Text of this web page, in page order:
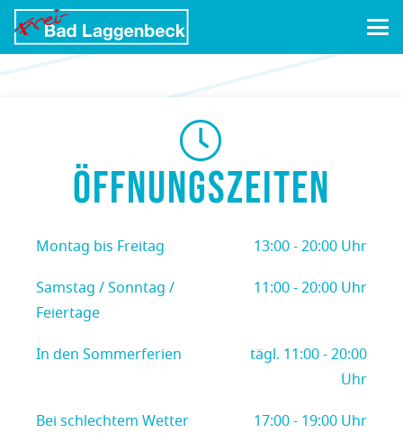
ÖFFNUNGSZEITEN
Montag bis Freitag 13:00 - 20:00 Uhr
Samstag / Sonntag /
Feiertage
11:00 - 20:00 Uhr
In den Sommerferien
tägl. 11:00 - 20:00
Uhr
Bei schlechtem Wetter 17:00 - 19:00 Uhr